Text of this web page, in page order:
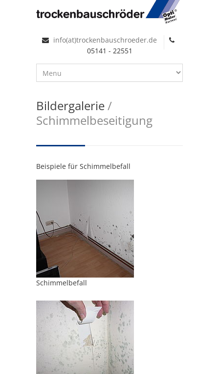
info(at)trockenbauschroeder.de
05141 - 22551
Bildergalerie/
Schimmelbeseitigung
Beispiele für Schimmelbefall
Schimmelbefall